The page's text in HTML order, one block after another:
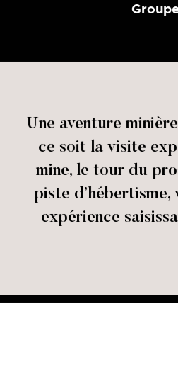
Une aventure
ce soit la visite
mine, le tour du
piste d’hébertisme,
expérience